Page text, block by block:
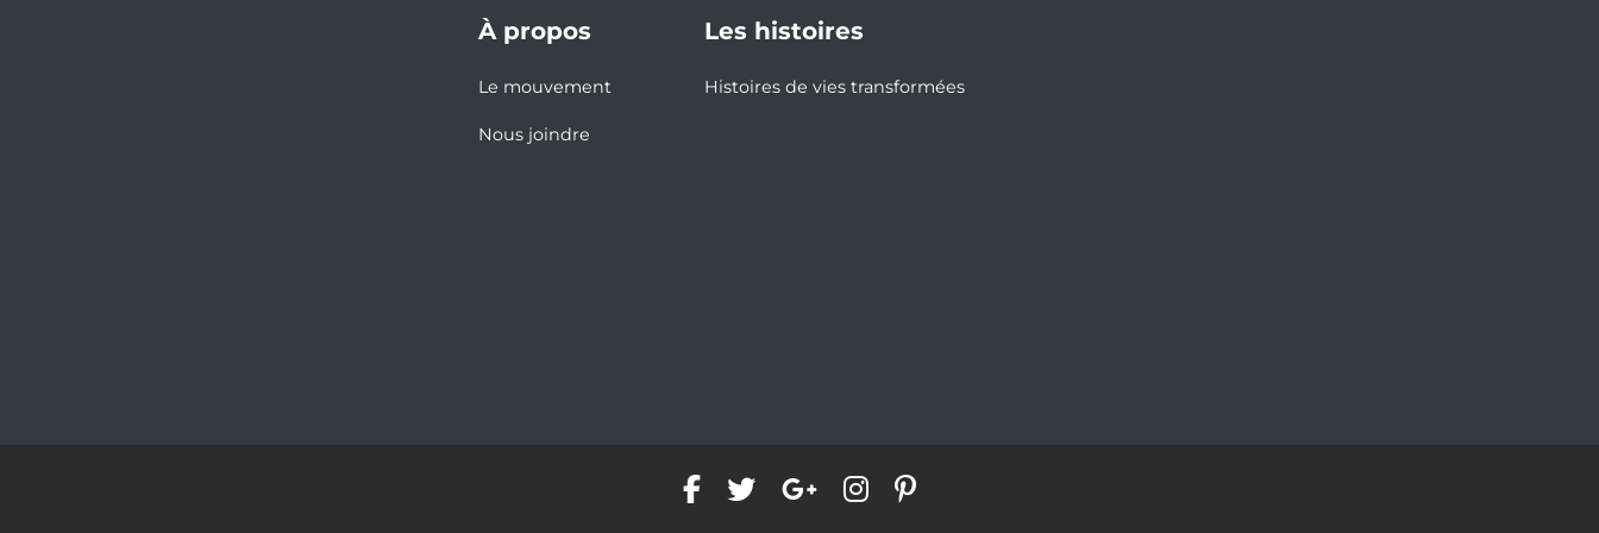
À propos
Le mouvement
Nous joindre
Les histoires
Histoires de vies transformées